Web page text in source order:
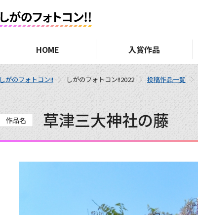
HOME 入賞作品
しがのフォトコン!! しがのフォトコン!!2022 投稿作品一覧
作品名 草津三大神社の藤